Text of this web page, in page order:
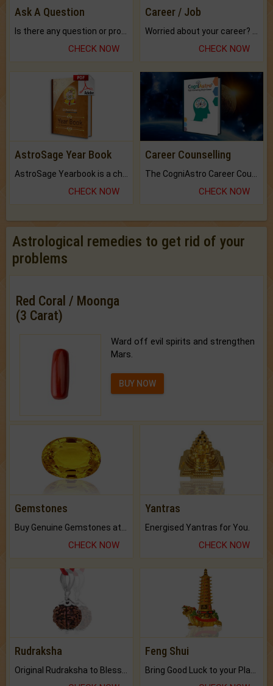
Ask A Question
CHECK NOW
Career / Job
CHECK NOW
AstroSage Year Book
AstroSage Yearbook is a channel to fulfill your dreams and destiny.
CHECK NOW
Career Counselling
The CogniAstro Career Counselling Report is the most comprehensive report available on this topic.
CHECK NOW
Astrological remedies to get rid of your
problems
Red Coral / Moonga
(3 Carat)
Ward off evil spirits and strengthen
Mars.
BUY NOW
Gemstones
CHECK NOW
Yantras
Energised Yantras for You.
CHECK NOW
Rudraksha Feng Shui